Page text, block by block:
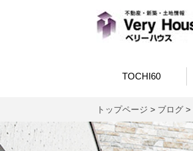
TOCHI60
トップページ > ブログ >